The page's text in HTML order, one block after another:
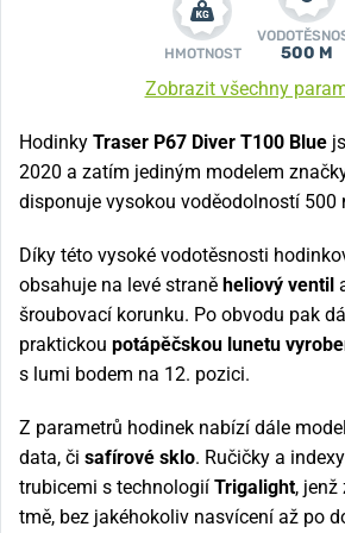
HMOTNOST 500 M
Zobrazit všechny
Hodinky Traser P67 Diver T100 Blue
2020 a zatím jediným modelem
disponuje vysokou voděodolností 500
Díky této vysoké vodotěsnosti
obsahuje na levé straně heliový ventil
šroubovací korunku. Po obvodu pak
praktickou potápěčskou lunetu
s lumi bodem na 12. pozici.
Z parametrů hodinek nabízí dále
data, či safírové sklo. Ručičky a
trubicemi s technologií Trigalight, jenž
tmě, bez jakéhokoliv nasvícení až po